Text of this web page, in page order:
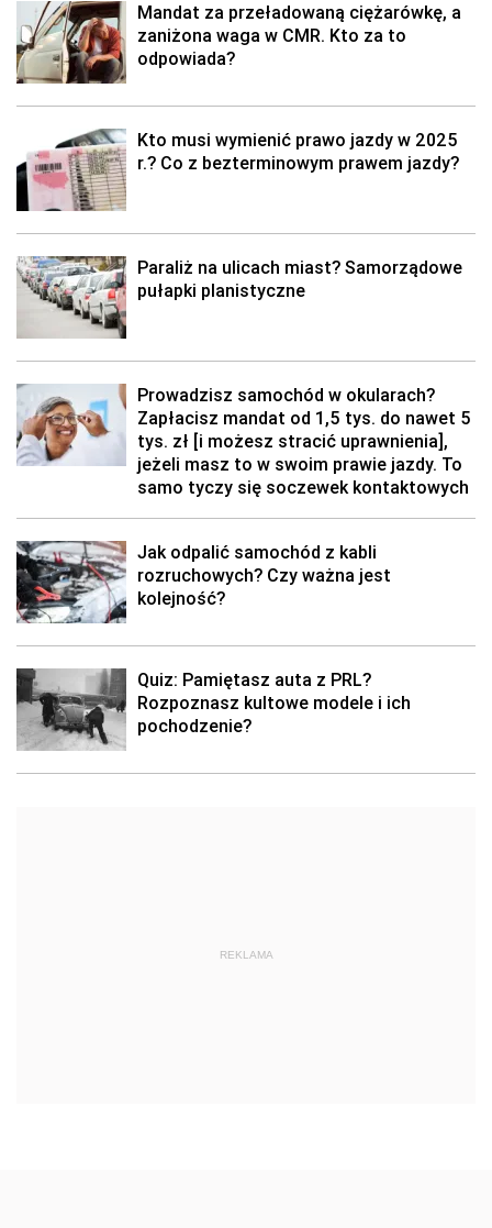
Mandat za przeładowaną ciężarówkę, a
zaniżona waga w CMR. Kto za to
odpowiada?
Kto musi wymienić prawo jazdy w 2025
r.? Co z bezterminowym prawem jazdy?
Paraliż na ulicach miast? Samorządowe
pułapki planistyczne
Prowadzisz samochód w okularach?
Zapłacisz mandat od 1,5 tys. do nawet 5
tys. zł [i możesz stracić uprawnienia],
jeżeli masz to w swoim prawie jazdy. To
samo tyczy się soczewek kontaktowych
Jak odpalić samochód z kabli
rozruchowych? Czy ważna jest
kolejność?
Quiz: Pamiętasz auta z PRL?
Rozpoznasz kultowe modele i ich
pochodzenie?
REKLAMA